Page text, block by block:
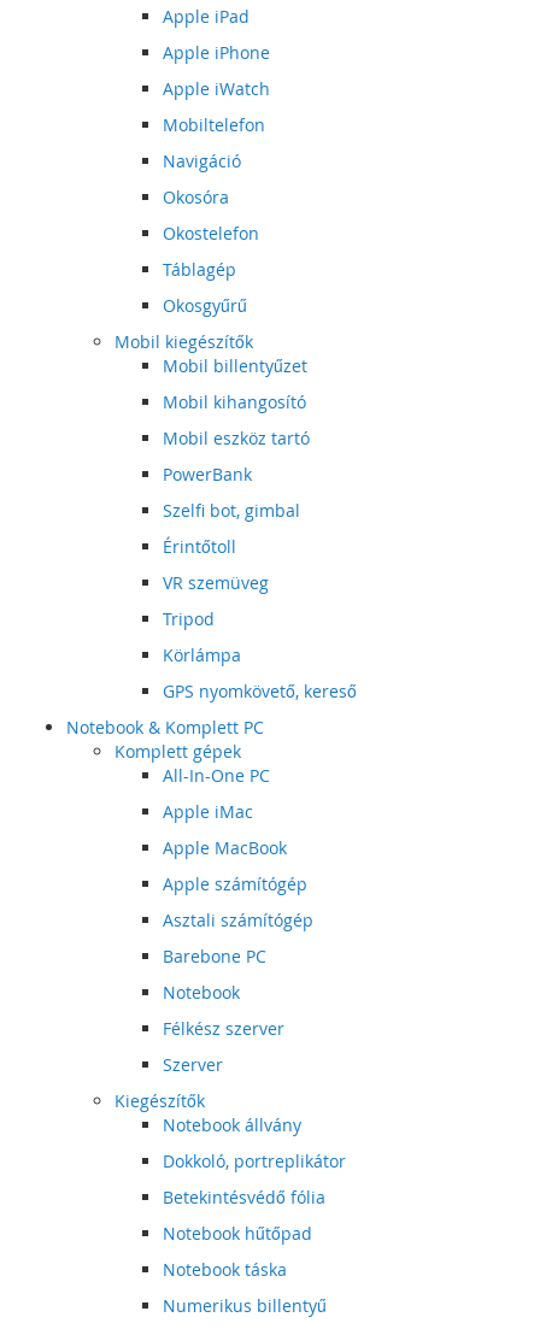
Apple iPad
Apple iPhone
Apple iWatch
Mobiltelefon
Navigáció
Okosóra
Okostelefon
Táblagép
Okosgyűrű
Mobil kiegészítők
Mobil billentyűzet
Mobil kihangosító
Mobil eszköz tartó
PowerBank
Szelfi bot, gimbal
Érintőtoll
VR szemüveg
Tripod
Körlámpa
GPS nyomkövető, kereső
Notebook & Komplett PC
Komplett gépek
All-In-One PC
Apple iMac
Apple MacBook
Apple számítógép
Asztali számítógép
Barebone PC
Notebook
Félkész szerver
Szerver
Kiegészítők
Notebook állvány
Dokkoló, portreplikátor
Betekintésvédő fólia
Notebook hűtőpad
Notebook táska
Numerikus billentyű